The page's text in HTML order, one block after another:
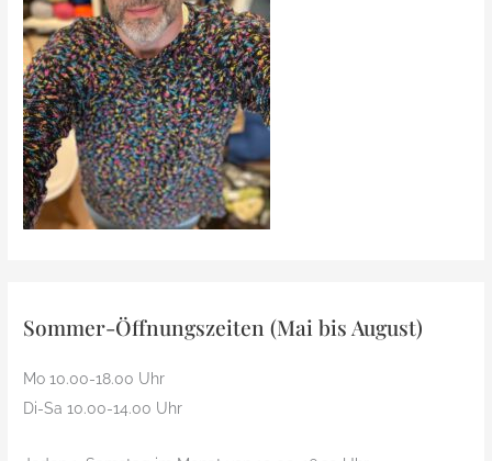
Sommer-Öffnungszeiten (Mai bis August)
Mo 10.00-18.00 Uhr
Di-Sa 10.00-14.00 Uhr